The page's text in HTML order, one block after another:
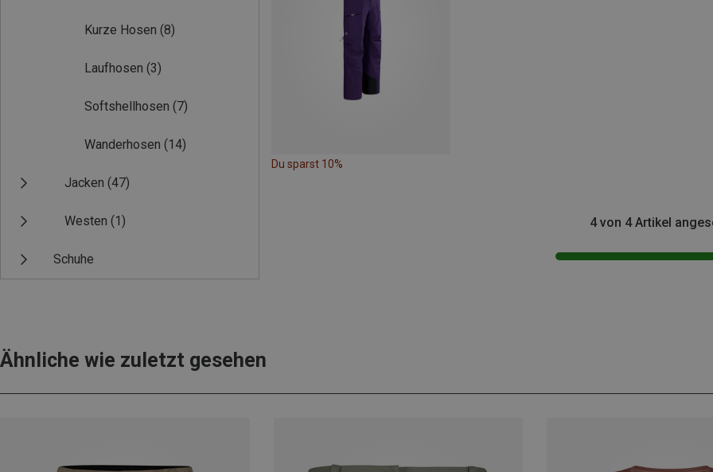
Kurze Hosen (8)
Laufhosen (3)
Softshellhosen (7)
Wanderhosen (14)
Jacken (47)
Westen (1)
Schuhe
Du sparst 10%
4 von 4 Artikel
Ähnliche wie zuletzt gesehen